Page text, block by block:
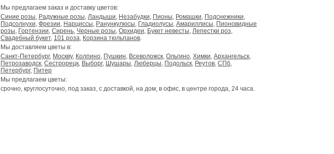
Мы предлагаем заказ и доставку цветов:
Синие розы, Радужные розы, Ландыши, Незабудки, Пионы, Ромашки, Подснежники,
Подсолнухи, Фрезии, Нарциссы, Ранункулюсы, Гладиолусы, Амариллисы, Пионовидные
розы, Гортензии, Сирень, Черные розы, Орхидеи, Букет невесты, Лепестки роз,
Свадебный букет, 101 роза, Корзина тюльпанов.
Мы доставляем цветы в:
Санкт-Петербург, Москву, Колпино, Пушкин, Всеволожск, Ольгино, Химки, Архангельск,
Петрозаводск, Сестрорецк, Выборг, Шушары, Люберцы, Подольск, Реутов, СПб,
Петербург, Питер
Мы предлагаем цветы:
срочно, круглосуточно, под заказ, с доставкой, на дом, в офис, в центре города, 24 часа.